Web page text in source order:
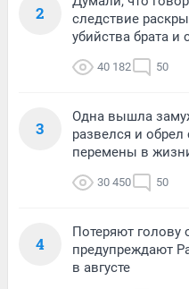
2
следствие
убийства брата
40 182 50
3
Одна вышла
развелся и
перемены в
30 450 50
4
Потеряют голову
предупреждают
в августе